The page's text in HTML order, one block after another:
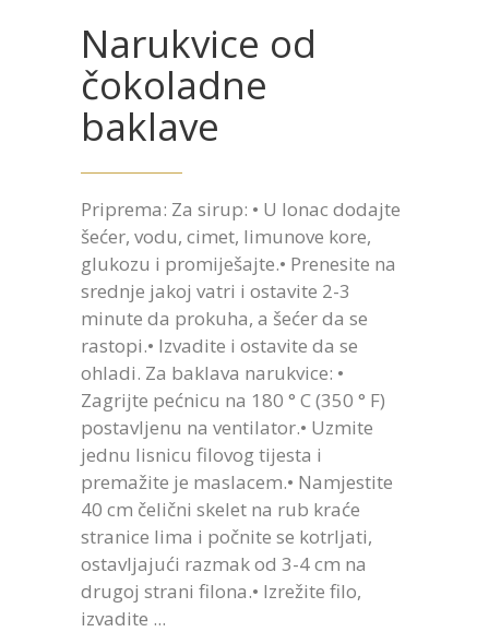
Narukvice od
čokoladne
baklave
Priprema: Za sirup: • U lonac dodajte
šećer, vodu, cimet, limunove kore,
glukozu i promiješajte.• Prenesite na
srednje jakoj vatri i ostavite 2-3
minute da prokuha, a šećer da se
rastopi.• Izvadite i ostavite da se
ohladi. Za baklava narukvice: •
Zagrijte pećnicu na 180 ° C (350 ° F)
postavljenu na ventilator.• Uzmite
jednu lisnicu filovog tijesta i
premažite je maslacem.• Namjestite
40 cm čelični skelet na rub kraće
stranice lima i počnite se kotrljati,
ostavljajući razmak od 3-4 cm na
drugoj strani filona.• Izrežite filo,
izvadite